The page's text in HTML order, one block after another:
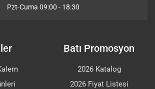
Pzt-Cuma 09:00 - 18:30
Batı Promosyon
2026 Katalog
2026 Fiyat Listesi